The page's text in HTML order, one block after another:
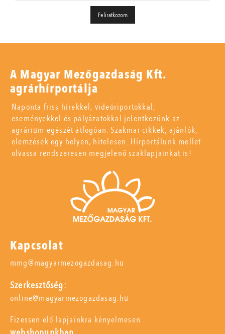
A Magyar Mezőgazdaság Kft.
agrárhírportálja
Naponta friss hírekkel, videóriportokkal,
eseményekkel és pályázatokkal jelentkezünk az
agrárium egészét átfogóan. Szakmai cikkek, ajánlók,
elemzések egy helyen, hitelesen. Hírportálunk mellet
olvassa rendszeresen megjelenő szaklapjainkat is!
Kapcsolat
mmg@magyarmezogazdasag.hu
Szerkesztőség:
online@magyarmezogazdasag.hu
Fizessen elő lapjainkra kényelmesen